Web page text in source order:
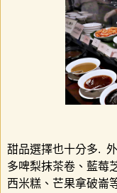
甜品選擇也十分多.
多啤梨抹茶卷、藍莓
西米糕、芒果拿破崙